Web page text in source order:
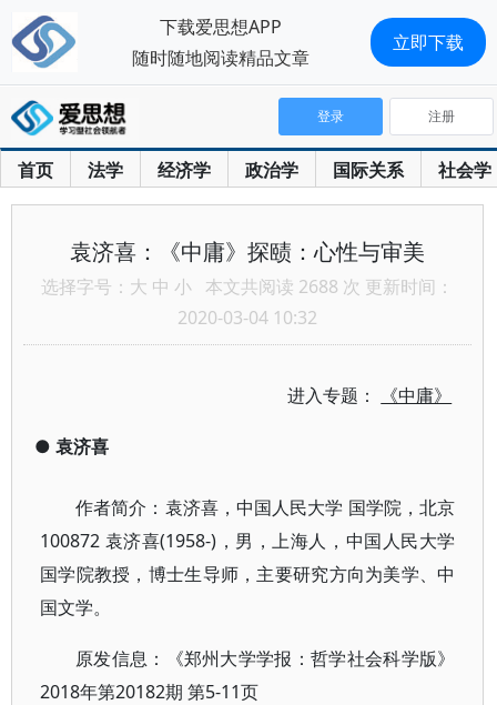
首页 法学 经济学 政治学 国际关系 社会学
登录 注册
袁济喜：《中庸》探赜：心性与审美
选择字号： 大 中 小 本文共阅读 2688 次 更新时间：
2020-03-04 10:32
进入专题： 《中庸》
● 袁济喜
作者简介：袁济喜，中国人民大学 国学院，北京
100872 袁济喜(1958-)，男，上海人，中国人民大学
国学院教授，博士生导师，主要研究方向为美学、中
国文学。
原发信息：《郑州大学学报：哲学社会科学版》
2018年第20182期 第5-11页
下载爱思想APP
随时随地阅读精品文章
立即下载